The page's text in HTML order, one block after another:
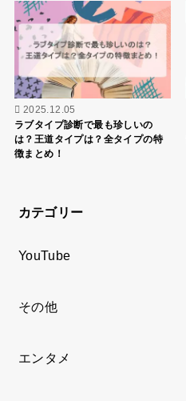
2025.12.05
ラブタイプ診断で最も珍しいの
は？王道タイプは？全タイプの特
徴まとめ！
カテゴリー
YouTube
その他
エンタメ